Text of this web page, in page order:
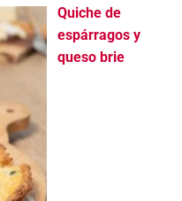
Quiche de
espárragos y
queso brie